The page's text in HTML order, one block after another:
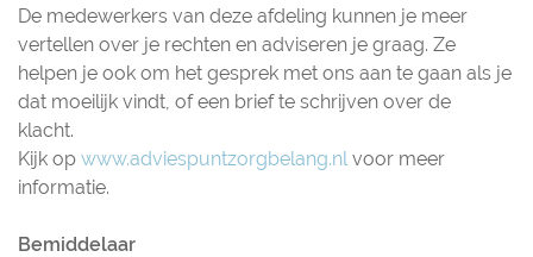
De medewerkers van deze afdeling kunnen je meer
vertellen over je rechten en adviseren je graag. Ze
helpen je ook om het gesprek met ons aan te gaan als je
dat moeilijk vindt, of een brief te schrijven over de
klacht.
Kijk op www.adviespuntzorgbelang.nlvoor meer
informatie.
Bemiddelaar